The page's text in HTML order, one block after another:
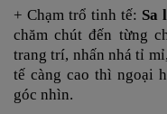
+ Chạm trổ tinh tế: Sa
chăm chút đến từng
trang trí, nhấn nhá tỉ
tế càng cao thì ngoại
góc nhìn.